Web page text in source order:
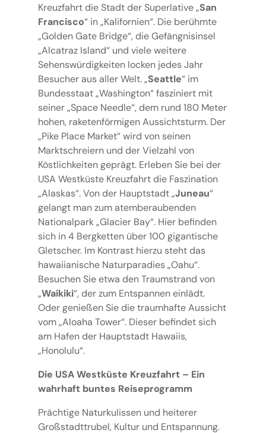
Kreuzfahrt die Stadt der Superlative „San
Francisco“ in „Kalifornien“. Die berühmte
„Golden Gate Bridge“, die Gefängnisinsel
„Alcatraz Island“ und viele weitere
Sehenswürdigkeiten locken jedes Jahr
Besucher aus aller Welt. „Seattle“ im
Bundesstaat „Washington“ fasziniert mit
seiner „Space Needle“, dem rund 180 Meter
hohen, raketenförmigen Aussichtsturm. Der
„Pike Place Market“ wird von seinen
Marktschreiern und der Vielzahl von
Köstlichkeiten geprägt. Erleben Sie bei der
USA Westküste Kreuzfahrt die Faszination
„Alaskas“. Von der Hauptstadt „Juneau“
gelangt man zum atemberaubenden
Nationalpark „Glacier Bay“. Hier befinden
sich in 4 Bergketten über 100 gigantische
Gletscher. Im Kontrast hierzu steht das
hawaiianische Naturparadies „Oahu“.
Besuchen Sie etwa den Traumstrand von
„Waikiki“, der zum Entspannen einlädt.
Oder genießen Sie die traumhafte Aussicht
vom „Aloaha Tower“. Dieser befindet sich
am Hafen der Hauptstadt Hawaiis,
„Honolulu“.
Die USA Westküste Kreuzfahrt – Ein
wahrhaft buntes Reiseprogramm
Prächtige Naturkulissen und heiterer
Großstadttrubel, Kultur und Entspannung.